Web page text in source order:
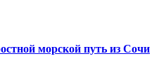
морской путь из Сочи